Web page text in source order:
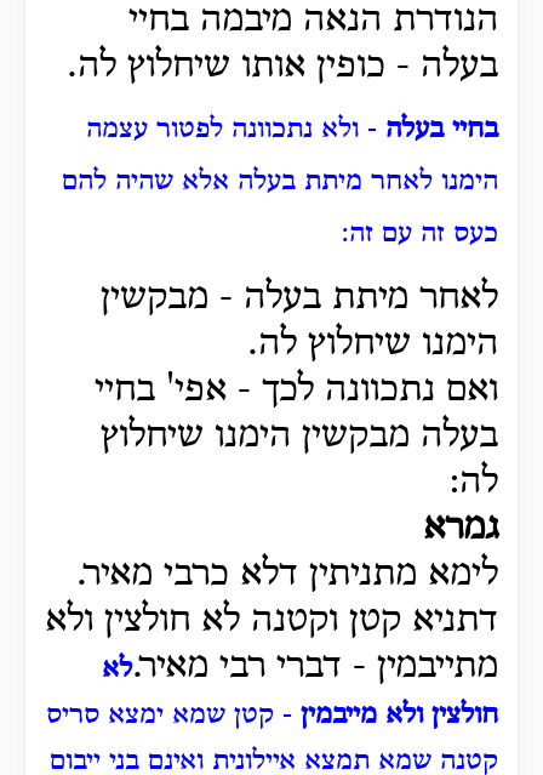
הנודרת הנאה מיבמה בחיי
בעלה - כופין אותו שיחלוץ לה.
בחיי בעלה - ולא נתכוונה לפטור עצמה
הימנו לאחר מיתת בעלה אלא שהיה להם
כעס זה עם זה:
לאחר מיתת בעלה - מבקשין
הימנו שיחלוץ לה.
ואם נתכוונה לכך - אפי' בחיי
בעלה מבקשין הימנו שיחלוץ
לה:
גמרא
לימא מתניתין דלא כרבי מאיר.
דתניא קטן וקטנה לא חולצין ולא
מתייבמין - דברי רבי מאיר.לא
חולצין ולא מייבמין - קטן שמא ימצא סריס
קטנה שמא תמצא איילונית ואינם בני ייבום